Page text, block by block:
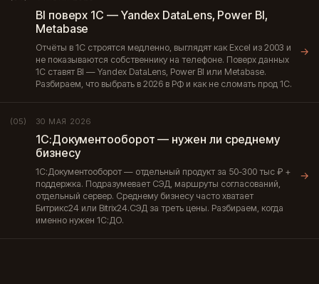
BI поверх 1С — Yandex DataLens, Power BI,
Metabase
Отчёты в 1С строятся медленно, выглядят как Excel из 2003 и
не показываются собственнику на телефоне. Поверх данных
1С ставят BI — Yandex DataLens, Power BI или Metabase.
Разбираем, что выбрать в 2026 в РФ и как не сломать прод 1С.
→
(05) 30 МАЯ 2026
1С:Документооборот — нужен ли среднему
бизнесу
1С:Документооборот — отдельный продукт за 50-300 тыс ₽ +
поддержка. Подразумевает СЭД, маршруты согласований,
отдельный сервер. Среднему бизнесу часто хватает
Битрикс24 или Bitrix24.СЭД за треть цены. Разбираем, когда
именно нужен 1С:ДО.
→